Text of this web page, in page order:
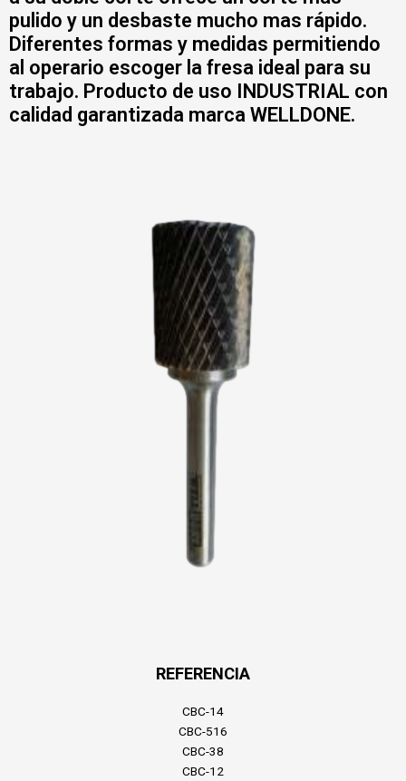
pulido y un desbaste mucho mas rápido.
Diferentes formas y medidas permitiendo
al operario escoger la fresa ideal para su
trabajo. Producto de uso INDUSTRIAL con
calidad garantizada marca WELLDONE.
REFERENCIA
CBC-14
CBC-516
CBC-38
CBC-12